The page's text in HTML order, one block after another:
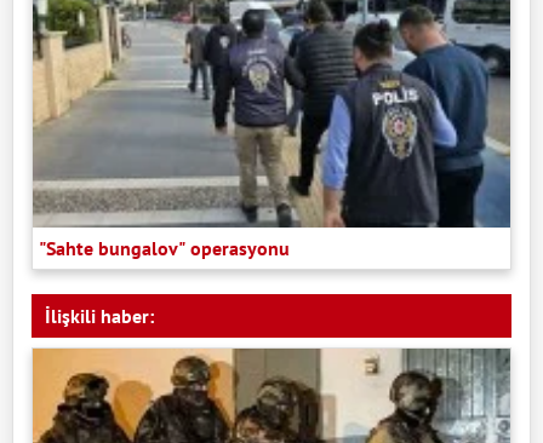
"Sahte bungalov" operasyonu
İlişkili haber: